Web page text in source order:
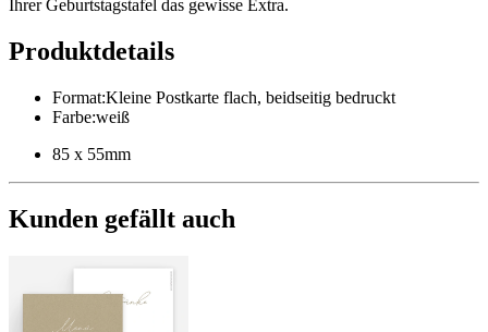
Ihrer Geburtstagstafel das gewisse Extra.
Produktdetails
Format:Kleine Postkarte flach, beidseitig bedruckt
Farbe:weiß
85 x 55mm
Kunden gefällt auch